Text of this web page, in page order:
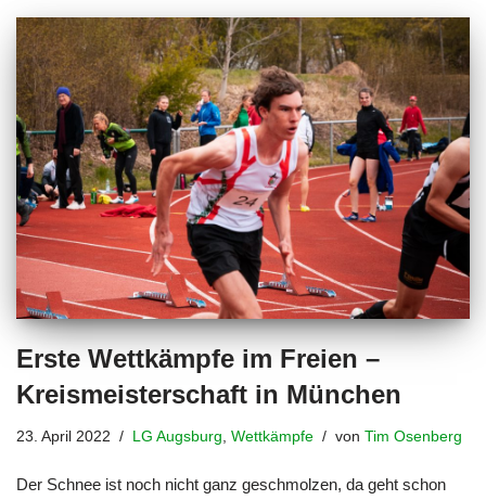
Erste Wettkämpfe im Freien –
Kreismeisterschaft in München
23. April 2022 LG Augsburg, Wettkämpfe von Tim Osenberg
Der Schnee ist noch nicht ganz geschmolzen, da geht schon